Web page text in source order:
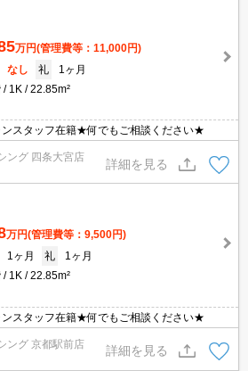
万円(管理費等：11,000円)
なし 礼
1ヶ月
1K 22.85m²
ンスタッフ在籍★何でもご相談ください★
ング 四条大宮店
詳細を見る
万円(管理費等：9,500円)
1ヶ月 礼
1ヶ月
1K 22.85m²
ンスタッフ在籍★何でもご相談ください★
ング 京都駅前店
詳細を見る